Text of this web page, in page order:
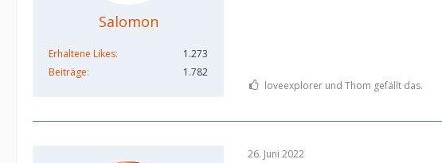
Salomon
Erhaltene Likes
1.273
Beiträge
1.782
loveexplorer und Thom gefällt das.
26. Juni 2022